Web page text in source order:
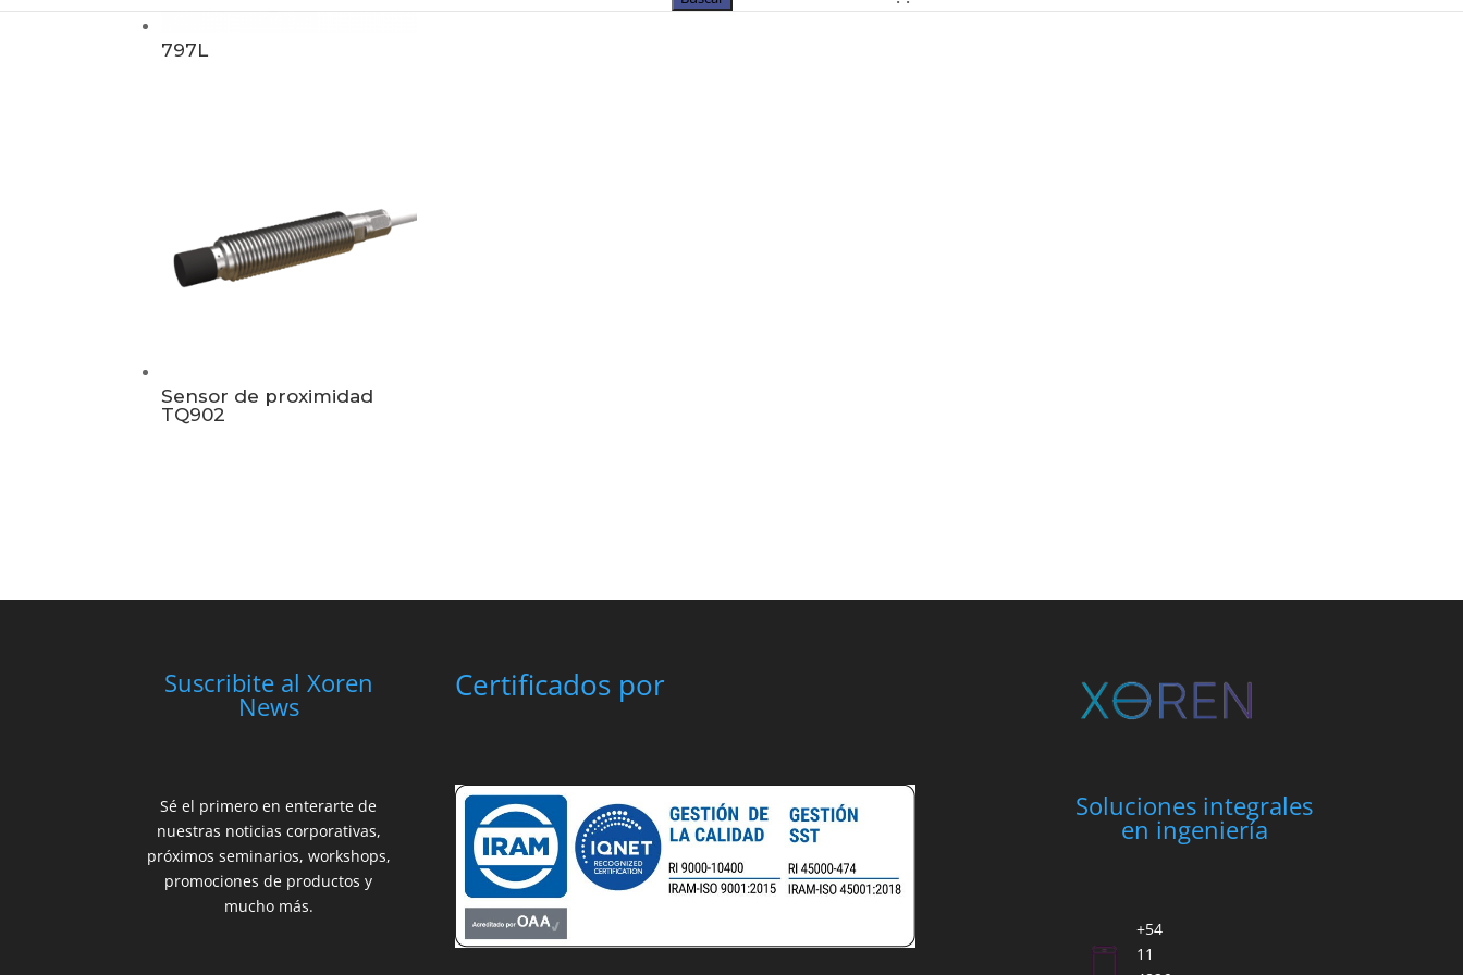
797L
Sensor de proximidad
TQ902
Suscribite al Xoren
News
Sé el primero en enterarte de
nuestras noticias corporativas,
próximos seminarios, workshops,
promociones de productos y
mucho más.
Certificados por
Soluciones integrales
en ingeniería
+54
11